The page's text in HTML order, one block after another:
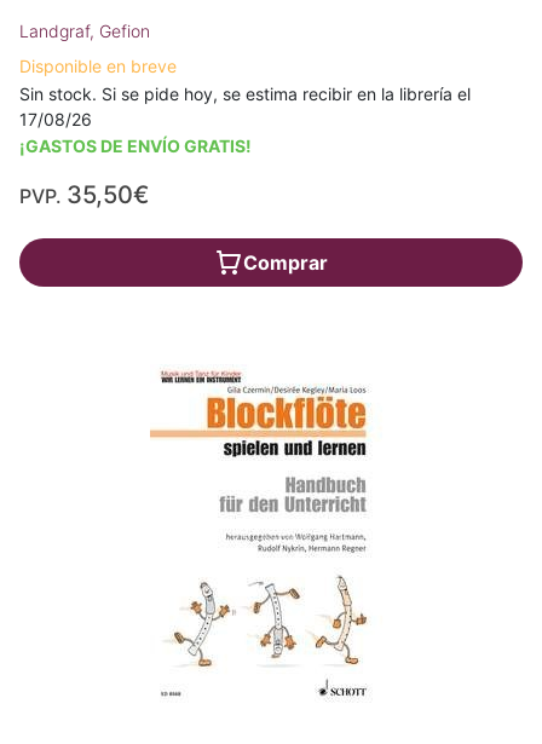
Landgraf, Gefion
Disponible en breve
Sin stock. Si se pide hoy, se estima recibir en la librería el
17/08/26
¡GASTOS DE ENVÍO GRATIS!
PVP. 35,50€
Comprar